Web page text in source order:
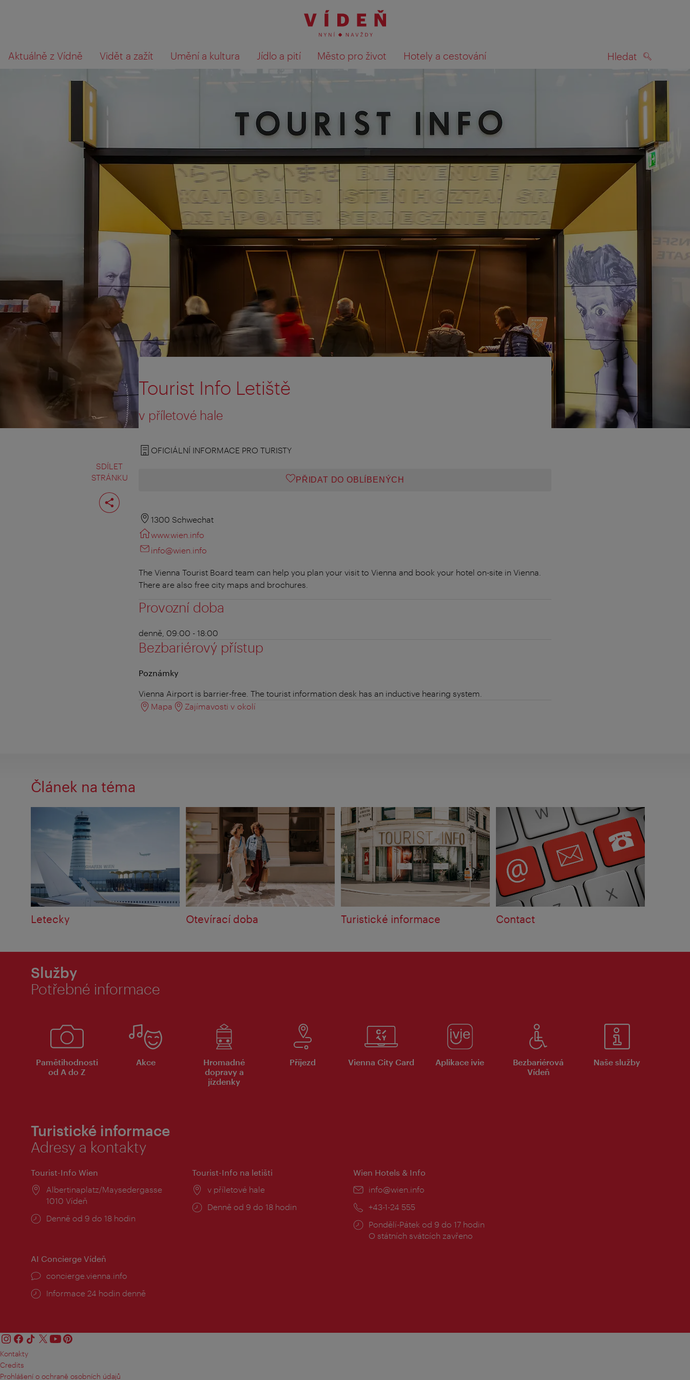
na
k obsahu
Aktuálně z Vídně Vidět a zažít Umění a kultura Jídlo a pití Město pro život Hotely a cestování Hledat
Co
hledáte?
Výsledky hledání zobrazit na mapě
SDÍLET
STRÁNKU
Rozdělit
stranu
Tourist Info Letiště
v příletové hale
OFICIÁLNÍ INFORMACE PRO TURISTY
PŘIDAT DO OBLÍBENÝCH
1300 Schwechat
www.wien.info
info@wien.info
The Vienna Tourist Board team can help you plan your visit to Vienna and book your hotel on-site in Vienna.
There are also free city maps and brochures.
Provozní doba
denně, 09:00 - 18:00
Bezbariérový přístup
Poznámky
Vienna Airport is barrier-free. The tourist information desk has an inductive hearing system.
Mapa
Zajímavosti v okolí
Článek na téma
Letecky Otevírací doba Turistické informace Contact
Služby
Potřebné informace
Pamětihodnosti
od A do Z
Akce
Hromadné
dopravy a
jízdenky
Příjezd Vienna City Card Aplikace ivie
Bezbariérová
Vídeň
Naše služby
Turistické informace
Adresy a kontakty
Tourist-Info Wien
Místo:
Albertinaplatz/Maysedergasse
1010 Vídeň
Provozní
Denně od 9 do 18 hodin
Tourist-Info na letišti
Místo:
v příletové hale
Provozní
Denně od 9 do 18 hodin
Wien Hotels & Info
E-
info@wien.info
Telefon:
+43-1-24 555
Provozní
doba:
Pondělí-Pátek od 9 do 17 hodin
O státních svátcích zavřeno
AI Concierge Vídeň
concierge.vienna.info
Informace 24 hodin denně
Kontakty
Credits
Prohlášení o ochraně osobních údajů